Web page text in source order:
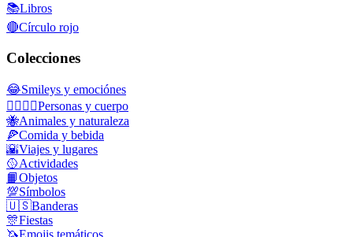
📚Libros
🔴Círculo rojo
Colecciones
😂Smileys y emociónes
👩‍❤️‍💋‍👨Personas y cuerpo
🐝Animales y naturaleza
🍕Comida y bebida
🌇Viajes y lugares
🥎Actividades
📙Objetos
💯Símbolos
🇺🇸Banderas
🎊Fiestas
🦄Emojis temáticos